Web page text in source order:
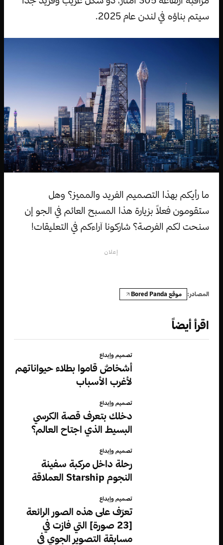
سيتم بناؤه في لندن عام 2025.
ما رأيكم بهذا التصميم الفريد والمميز؟ وهل
ستقومون فعلاً بزيارة هذا المسبح العائم في الجو إن
سنحت لكم الفرصة؟ شاركونا آراءكم في التعليقات!
إعلان
المصادر: موقع Bored Panda
اقرأ أيضاً
تصميم وإبداع
أشخاصٌ قاموا بطلاء حيواناتهم
لأغرب الأسباب
تصميم وإبداع
دخلك بتعرف قصة الكرسي
البسيط الذي اجتاح العالم؟
تصميم وإبداع
رحلة داخل مركبة سفينة
النجوم Starship العملاقة
تصميم وإبداع
تعرّف على هذه الصور الرائعة
[23 صورة] التي فازت في
مسابقة التصوير الجوي في